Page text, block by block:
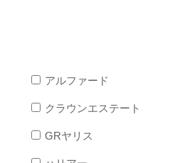
アルファード
クラウンエステート
GRヤリス